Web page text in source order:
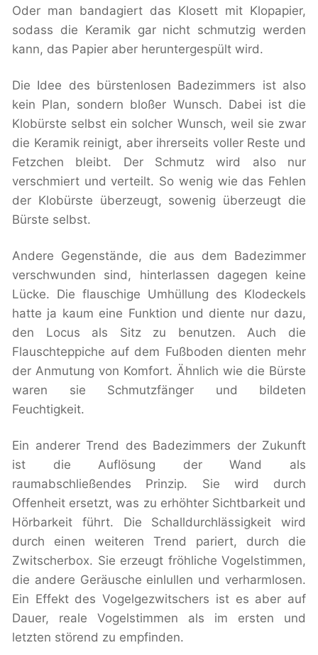
Oder man bandagiert das Klosett mit Klopapier,
sodass die Keramik gar nicht schmutzig werden
kann, das Papier aber heruntergespült wird.
Die Idee des bürstenlosen Badezimmers ist also
kein Plan, sondern bloßer Wunsch. Dabei ist die
Klobürste selbst ein solcher Wunsch, weil sie zwar
die Keramik reinigt, aber ihrerseits voller Reste und
Fetzchen bleibt. Der Schmutz wird also nur
verschmiert und verteilt. So wenig wie das Fehlen
der Klobürste überzeugt, sowenig überzeugt die
Bürste selbst.
Andere Gegenstände, die aus dem Badezimmer
verschwunden sind, hinterlassen dagegen keine
Lücke. Die flauschige Umhüllung des Klodeckels
hatte ja kaum eine Funktion und diente nur dazu,
den Locus als Sitz zu benutzen. Auch die
Flauschteppiche auf dem Fußboden dienten mehr
der Anmutung von Komfort. Ähnlich wie die Bürste
waren sie Schmutzfänger und bildeten
Feuchtigkeit.
Ein anderer Trend des Badezimmers der Zukunft
ist die Auflösung der Wand als
raumabschließendes Prinzip. Sie wird durch
Offenheit ersetzt, was zu erhöhter Sichtbarkeit und
Hörbarkeit führt. Die Schalldurchlässigkeit wird
durch einen weiteren Trend pariert, durch die
Zwitscherbox. Sie erzeugt fröhliche Vogelstimmen,
die andere Geräusche einlullen und verharmlosen.
Ein Effekt des Vogelgezwitschers ist es aber auf
Dauer, reale Vogelstimmen als im ersten und
letzten störend zu empfinden.